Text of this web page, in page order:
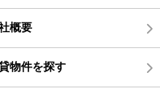
概要
物件を探す